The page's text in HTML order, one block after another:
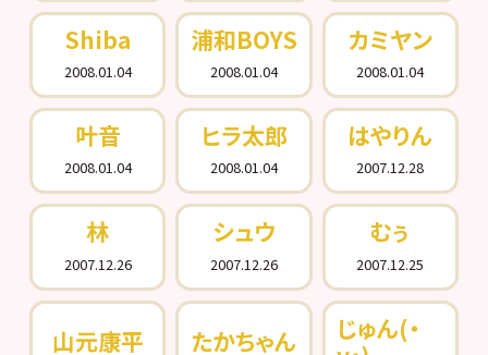
Shiba
2008.01.04
浦和BOYS
2008.01.04
カミヤン
2008.01.04
叶音
2008.01.04
ヒラ太郎
2008.01.04
はやりん
2007.12.28
林
2007.12.26
シュウ
2007.12.26
むぅ
2007.12.25
山元康平 たかちゃん
じゅん(・